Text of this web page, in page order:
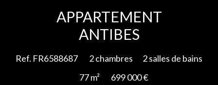
APPARTEMENT
ANTIBES
Ref. FR6588687 2 chambres
2 salles de bains
77 m²
699 000 €